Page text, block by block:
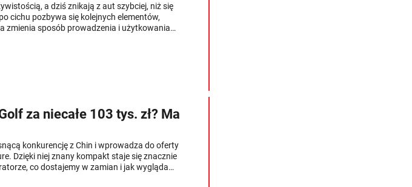
a dziś znikają z aut szybciej, niż się
cichu pozbywa się kolejnych elementów,
zmienia sposób prowadzenia i użytkowania
za niecałe 103 tys. zł? Ma
konkurencję z Chin i wprowadza do oferty
Dzięki niej znany kompakt staje się znacznie
co dostajemy w zamian i jak wygląda